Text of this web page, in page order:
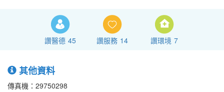
讚醫德 45 讚服務 14 讚環境 7
其他資料
傳真機：29750298